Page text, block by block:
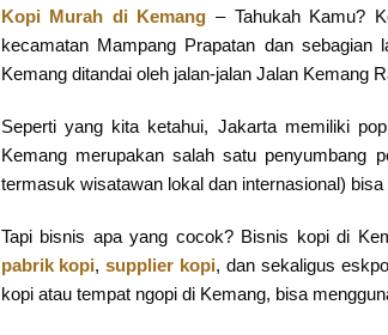
Kopi Murah di Kemang – Tahukah Kamu?
kecamatan Mampang Prapatan dan
Kemang ditandai oleh jalan-jalan Jalan Kemang
Seperti yang kita ketahui, Jakarta memiliki
Kemang merupakan salah satu penyumbang
termasuk wisatawan lokal dan internasional)
Tapi bisnis apa yang cocok? Bisnis kopi di
pabrik kopi,supplier kopi, dan sekaligus
kopi atau tempat ngopi di Kemang, bisa